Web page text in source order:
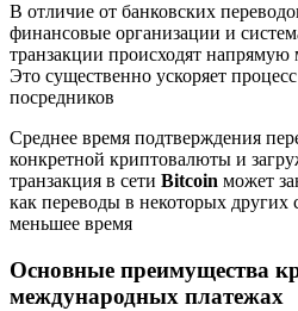
В отличие от банковских
финансовые организации и
транзакции происходят напрямую
Это существенно ускоряет
посредников
Среднее время подтверждения
конкретной криптовалюты и
транзакция в сети Bitcoin может
как переводы в некоторых других
меньшее время
Основные преимущества
международных платежах